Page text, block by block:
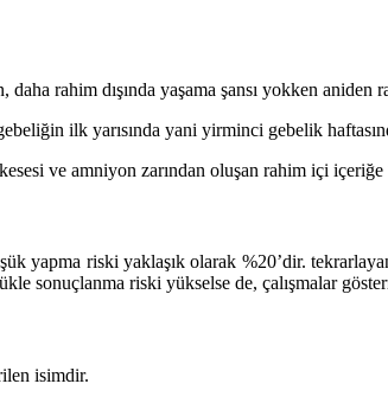
rahim dışında yaşama şansı yokken aniden
ilk yarısında yani yirminci gebelik
ve amniyon zarından oluşan rahim içi
yapma riski yaklaşık olarak %20’dir.
sonuçlanma riski yükselse de, çalışmalar
isimdir.